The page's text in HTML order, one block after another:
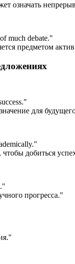
означать
much debate."
предметом
"
для
"
добиться
"
прогресса."